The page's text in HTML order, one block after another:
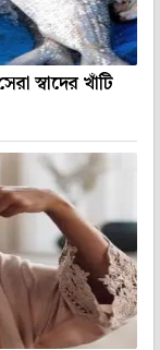
স্বাদের খাঁটি